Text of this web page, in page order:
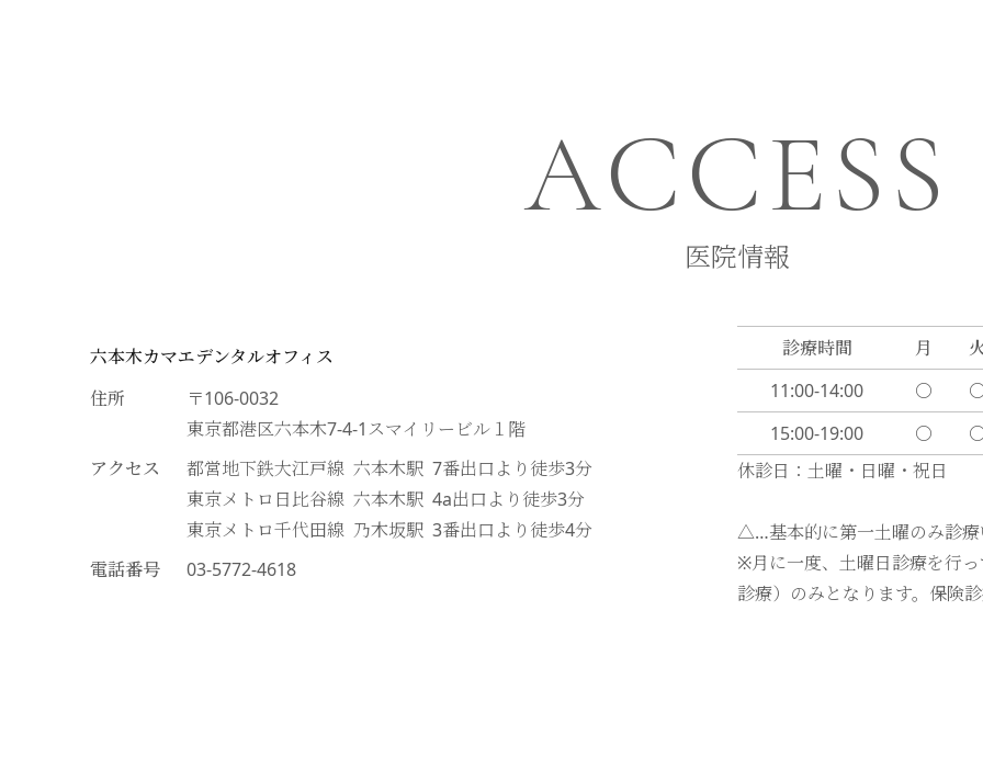
ACCESS
医院情報
六本木カマエデンタルオフィス
住所
〒106-0032
東京都港区六本木7-4-1スマイリービル１階
アクセス
都営地下鉄大江戸線 六本木駅 7番出口より徒歩3分
東京メトロ日比谷線 六本木駅 4a出口より徒歩3分
東京メトロ千代田線 乃木坂駅 3番出口より徒歩4分
電話番号
03-5772-4618
診療時間 月
11:00-14:00
〇
15:00-19:00
〇
休診日：土曜・日曜・祝日
△…基本的に第一土曜のみ診療
※月に一度、土曜日診療を行
診療）のみとなります。保険